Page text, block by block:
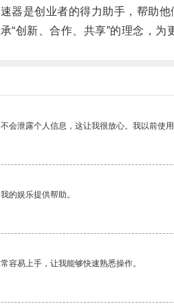
是创业者的得力助手，帮助他
新、合作、共享”的理念，为
会泄露个人信息，这让我很放心。我以前使
的娱乐提供帮助。
容易上手，让我能够快速熟悉操作。